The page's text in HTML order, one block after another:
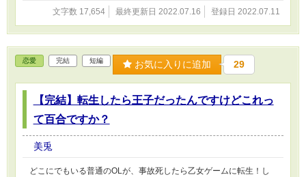
文字数 17,654 最終更新日 2022.07.16 登録日 2022.07.11
恋愛 完結 短編 お気に入りに追加 29
【完結】転生したら王子だったんですけどこれっ
て百合ですか？
美兎
どこにでもいる普通のOLが、事故死したら乙女ゲームに転生！し